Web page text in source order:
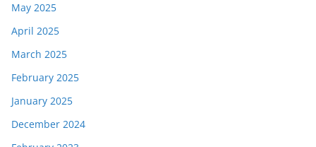
May 2025
April 2025
March 2025
February 2025
January 2025
December 2024